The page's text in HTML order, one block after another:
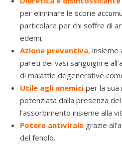
per eliminare le scorie
particolare per chi soffre di
edemi;
Azione preventiva, insieme
pareti dei vasi sanguigni e
di malattie degenerative
Utile agli anemici per la sua
potenziata dalla presenza
l’assorbimento insieme alla
Potere antivirale grazie
del fenolo.